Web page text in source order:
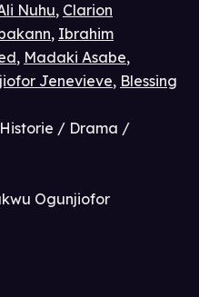
Nuhu, Clarion
, Ibrahim
, Madaki Asabe,
Jenevieve, Blessing
/ Drama /
Ogunjiofor